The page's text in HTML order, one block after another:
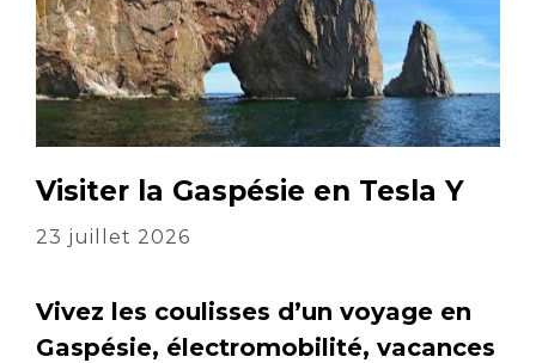
Visiter la Gaspésie en Tesla Y
23 juillet 2026
Vivez les coulisses d’un voyage en
Gaspésie, électromobilité, vacances